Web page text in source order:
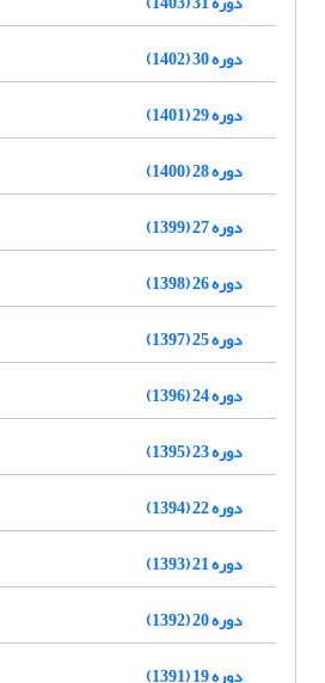
دوره 30 (1402)
دوره 29 (1401)
دوره 28 (1400)
دوره 27 (1399)
دوره 26 (1398)
دوره 25 (1397)
دوره 24 (1396)
دوره 23 (1395)
دوره 22 (1394)
دوره 21 (1393)
دوره 20 (1392)
دوره 19 (1391)